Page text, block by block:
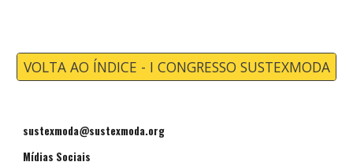
VOLTA AO ÍNDICE - I CONGRESSO SUSTEXMODA
sustexmoda@sustexmoda.org
Mídias Sociais